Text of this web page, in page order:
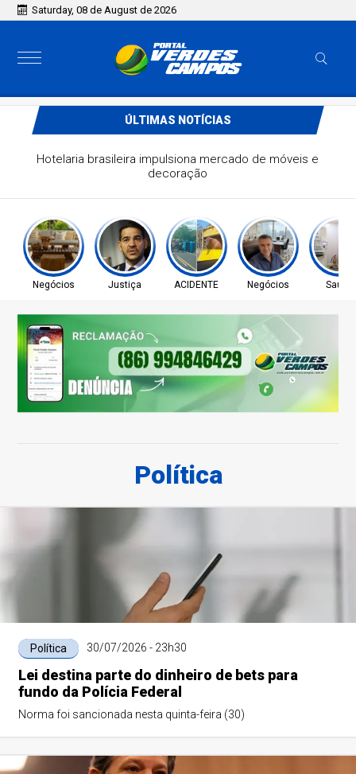
Saturday, 08 de August de 2026
ÚLTIMAS NOTÍCIAS
a retirada do Discord do ar
Negócios Justiça ACIDENTE Negócios Saúde
Política
Política 30/07/2026 - 23h30
Lei destina parte do dinheiro de bets para
fundo da Polícia Federal
Norma foi sancionada nesta quinta-feira (30)